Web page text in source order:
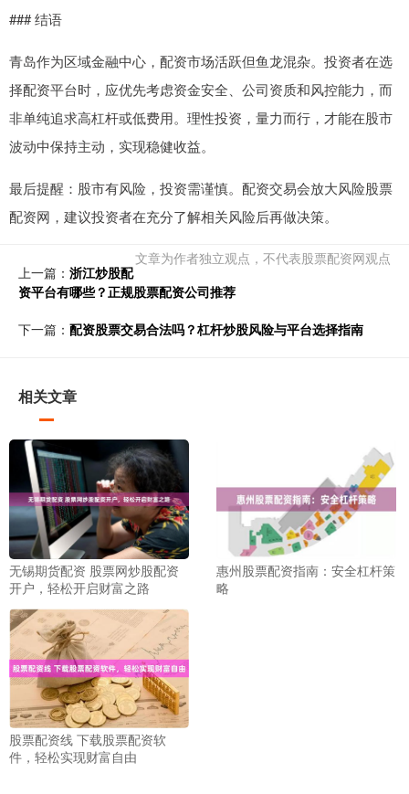
### 结语
青岛作为区域金融中心，配资市场活跃但鱼龙混杂。投资者在选
择配资平台时，应优先考虑资金安全、公司资质和风控能力，而
非单纯追求高杠杆或低费用。理性投资，量力而行，才能在股市
波动中保持主动，实现稳健收益。
最后提醒：股市有风险，投资需谨慎。配资交易会放大风险股票
配资网，建议投资者在充分了解相关风险后再做决策。
文章为作者独立观点，不代表股票配资网观点
上一篇： 浙江炒股配
资平台有哪些？正规股票配资公司推荐
下一篇： 配资股票交易合法吗？杠杆炒股风险与平台选择指南
相关文章
无锡期货配资 股票网炒股配资
开户，轻松开启财富之路
惠州股票配资指南：安全杠杆策
略
股票配资线 下载股票配资软
件，轻松实现财富自由